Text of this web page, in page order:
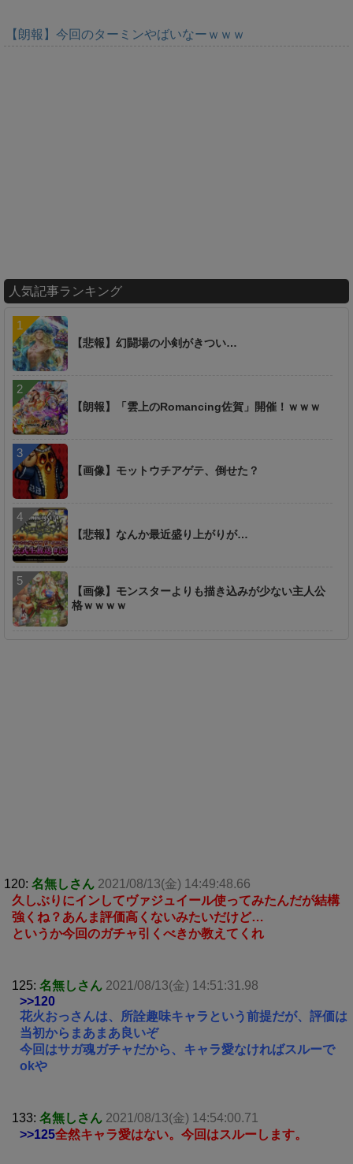
【朗報】今回のターミンやばいなーｗｗｗ
人気記事ランキング
【悲報】幻闘場の小剣がきつい…
【朗報】「雲上のRomancing佐賀」開催！ｗｗｗ
【画像】モットウチアゲテ、倒せた？
【悲報】なんか最近盛り上がりが…
【画像】モンスターよりも描き込みが少ない主人公
格ｗｗｗｗ
120: 名無しさん 2021/08/13(金) 14:49:48.66
久しぶりにインしてヴァジュイール使ってみたんだが結構
強くね？あんま評価高くないみたいだけど…
というか今回のガチャ引くべきか教えてくれ
125: 名無しさん 2021/08/13(金) 14:51:31.98
>>120
花火おっさんは、所詮趣味キャラという前提だが、評価は
当初からまあまあ良いぞ
今回はサガ魂ガチャだから、キャラ愛なければスルーで
okや
133: 名無しさん 2021/08/13(金) 14:54:00.71
>>125全然キャラ愛はない。今回はスルーします。